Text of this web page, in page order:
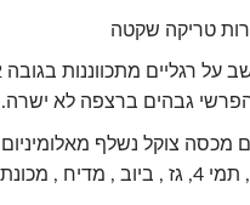
טריקה שקטה
הפרשי גבהים ברצפה לא ישרה.
מכסה צוקל נשלף
קווי חשמל, תמי 4, גז , ביוב , מדיח ,